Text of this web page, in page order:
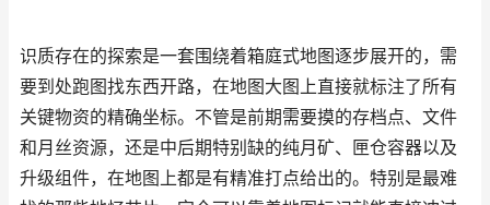
识质存在的探索是一套围绕着箱庭式地图逐步展开的，需
要到处跑图找东西开路，在地图大图上直接就标注了所有
关键物资的精确坐标。不管是前期需要摸的存档点、文件
和月丝资源，还是中后期特别缺的纯月矿、匣仓容器以及
升级组件，在地图上都是有精准打点给出的。特别是最难